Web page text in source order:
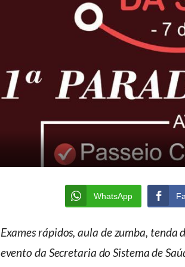
WhatsApp
Exames rápidos, aula de zumba, tenda
evento da Secretaria do Sistema de